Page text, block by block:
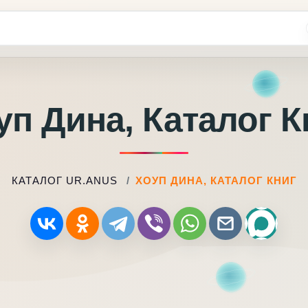
Дина, Каталог
КАТАЛОГ UR.ANUS ХОУП ДИНА, КАТАЛОГ КНИГ